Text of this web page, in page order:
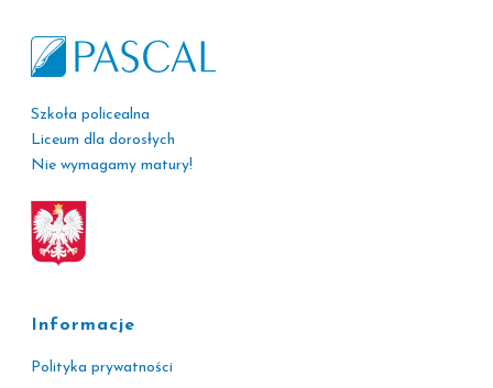
Szkoła policealna
Liceum dla dorosłych
Nie wymagamy matury!
Informacje
Polityka prywatności